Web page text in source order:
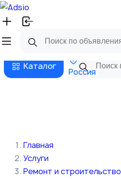
Русский
Бизнес тарифы
Каталог
Россия
Главная
Услуги
Ремонт и строительство